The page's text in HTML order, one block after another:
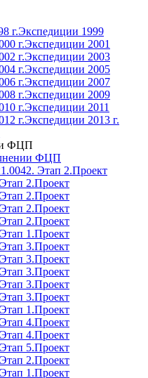
г.Экспедиции 1999
г.Экспедиции 2001
г.Экспедиции 2003
г.Экспедиции 2005
г.Экспедиции 2007
г.Экспедиции 2009
г.Экспедиции 2011
г.Экспедиции 2013 г.
ФЦП
ФЦП
Этап 2.Проект
2.Проект
2.Проект
2.Проект
2.Проект
1.Проект
3.Проект
3.Проект
3.Проект
3.Проект
3.Проект
1.Проект
4.Проект
4.Проект
5.Проект
2.Проект
1.Проект